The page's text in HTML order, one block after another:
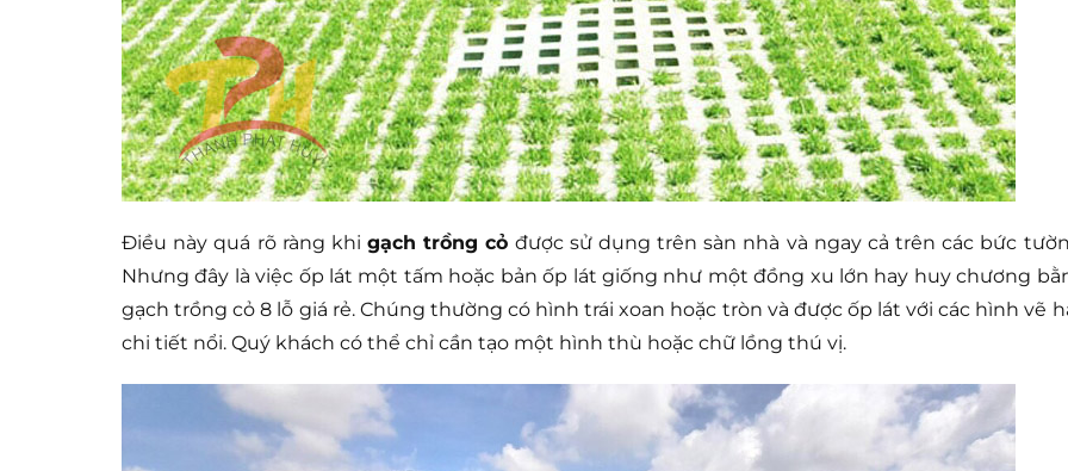
Điều này quá rõ ràng khigạch trồng cỏ được sử dụng trên sàn nhà và ngay cả trên các bức
Nhưng đây là việc ốp lát một tấm hoặc bản ốp lát giống như một đồng xu lớn hay huy chương
gạch trồng cỏ 8 lỗ giá rẻ. Chúng thường có hình trái xoan hoặc tròn và được ốp lát với các hình vẽ
chi tiết nổi. Quý khách có thể chỉ cần tạo một hình thù hoặc chữ lồng thú vị.